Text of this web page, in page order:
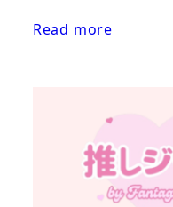
Read more